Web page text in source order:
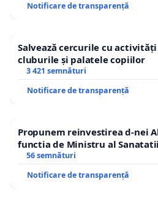
Notificare de transparență
Salvează cercurile cu
cluburile și palatele copiilor
3 421 semnături
Notificare de transparență
Propunem reinvestirea d-nei
functia de Ministru al Sanatatii
56 semnături
Notificare de transparență